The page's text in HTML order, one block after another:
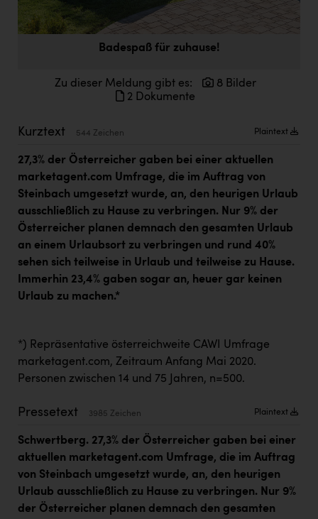
Doppler Gruppe
IFE Austria GmbH
Immotech
INTERSPAR
INTERSPORT Austria
Jesolo
Jane Goodall Institute Austria
Karin Liedl
KEBA
KIWI Kinderwunsch Institut Dr. Loimer
Kleider Bauer
Kremsmüller Anlagenbau GmbH
Maximarkt
Badespaß für zuhause!
Zu dieser Meldung gibt es:
8 Bilder
2 Dokumente
Kurztext 544 Zeichen Plaintext
27,3% der Österreicher gaben bei einer aktuellen
marketagent.com Umfrage, die im Auftrag von
Steinbach umgesetzt wurde, an, den heurigen Urlaub
ausschließlich zu Hause zu verbringen. Nur 9% der
Österreicher planen demnach den gesamten Urlaub
an einem Urlaubsort zu verbringen und rund 40%
sehen sich teilweise in Urlaub und teilweise zu Hause.
Immerhin 23,4% gaben sogar an, heuer gar keinen
Urlaub zu machen.*
*) Repräsentative österreichweite CAWI Umfrage
marketagent.com, Zeitraum Anfang Mai 2020.
Personen zwischen 14 und 75 Jahren, n=500.
Pressetext 3985 Zeichen Plaintext
Schwertberg. 27,3% der Österreicher gaben bei einer
aktuellen marketagent.com Umfrage, die im Auftrag
von Steinbach umgesetzt wurde, an, den heurigen
Urlaub ausschließlich zu Hause zu verbringen. Nur 9%
der Österreicher planen demnach den gesamten